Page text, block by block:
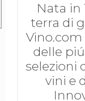
Nata in
terra di
delle
selezioni
vini e